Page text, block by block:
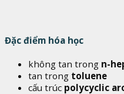
Đặc điểm hóa học
không tan trong n-
tan trong toluene
cấu trúc polycyclic